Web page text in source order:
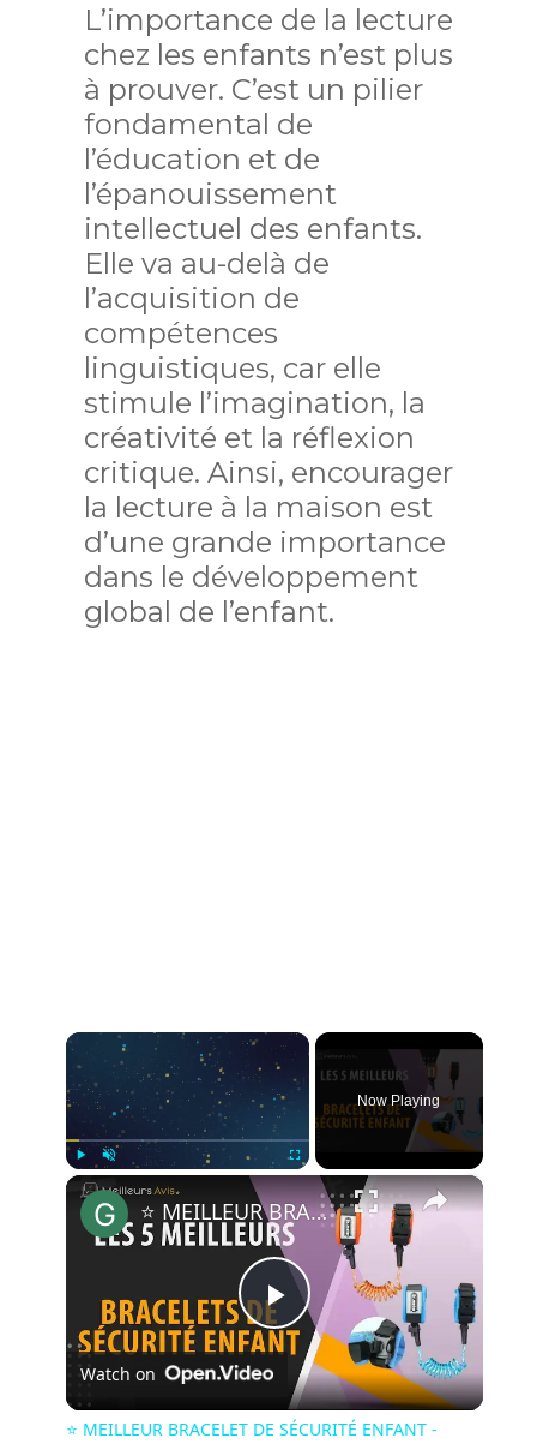
L’importance de la lecture
chez les enfants n’est plus
à prouver. C’est un pilier
fondamental de
l’éducation et de
l’épanouissement
intellectuel des enfants.
Elle va au-delà de
l’acquisition de
compétences
linguistiques, car elle
stimule l’imagination, la
créativité et la réflexion
critique. Ainsi, encourager
la lecture à la maison est
d’une grande importance
dans le développement
global de l’enfant.
×
Fullscreen
Now Playing
×
P
l
⭐️ MEILLEUR BRACELET DE SÉCURITÉ ENFANT - Comparatif 2024
Watch on
⭐️ MEILLEUR BRACELET DE SÉCURITÉ ENFANT -